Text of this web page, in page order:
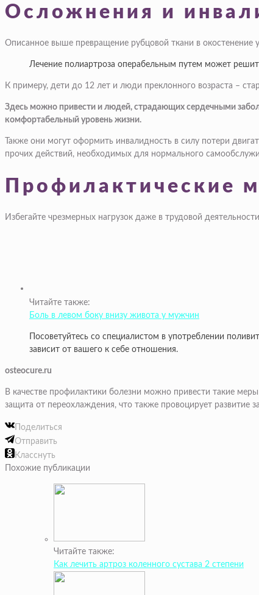
Осложнения и
Описанное выше превращение рубцовой ткани в окостенение
Лечение полиартроза операбельным путем может
К примеру, дети до 12 лет и люди преклонного возраста –
Здесь можно привести и людей, страдающих сердечными
комфортабельный уровень жизни.
Также они могут оформить инвалидность в силу потери
прочих действий, необходимых для нормального
Профилактические
Избегайте чрезмерных нагрузок даже в трудовой
Читайте также:
Боль в левом боку внизу живота у мужчин
Посоветуйтесь со специалистом в употреблении
зависит от вашего к себе отношения.
osteocure.ru
В качестве профилактики болезни можно привести такие
защита от переохлаждения, что также провоцирует развитие
Поделиться
Отправить
Класснуть
Похожие публикации
Читайте также:
Как лечить артроз коленного сустава 2 степени